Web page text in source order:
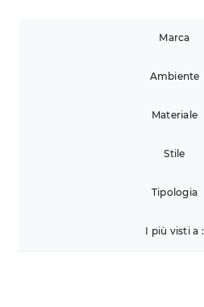
Marca
Ambiente
Materiale
Stile
Tipologia
I più visti a :